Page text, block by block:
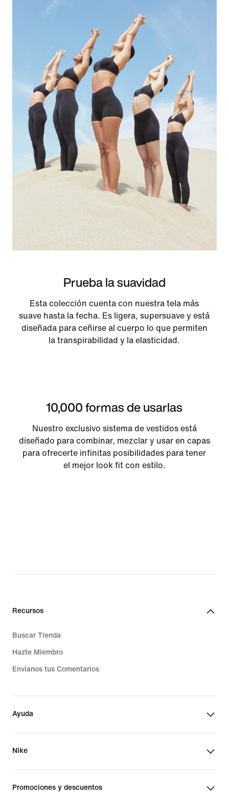
Prueba la suavidad
Esta colección cuenta con nuestra tela más
suave hasta la fecha. Es ligera, supersuave y está
diseñada para ceñirse al cuerpo lo que permiten
la transpirabilidad y la elasticidad.
10,000 formas de usarlas
Nuestro exclusivo sistema de vestidos está
diseñado para combinar, mezclar y usar en capas
para ofrecerte infinitas posibilidades para tener
el mejor look fit con estilo.
Recursos
Buscar Tienda
Hazte Miembro
Envíanos tus Comentarios
Ayuda
Nike
Promociones y descuentos